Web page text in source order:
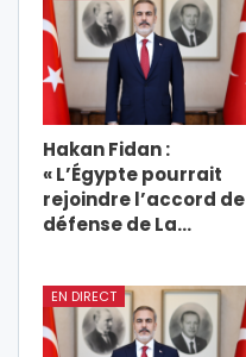
Hakan Fidan :
« L’Égypte pourrait
rejoindre l’accord de
défense de La…
EN DIRECT